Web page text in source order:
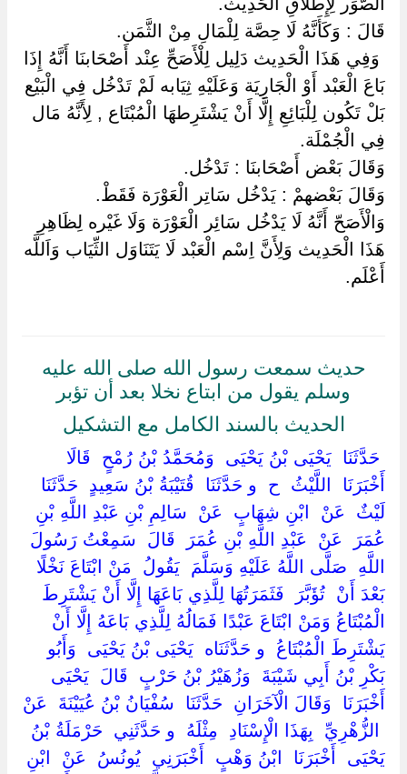
الصُّوَر لِإِطْلَاقِ الْحَدِيث.
قَالَ : وَكَأَنَّهُ لَا حِصَّة لِلْمَالِ مِنْ الثَّمَن.
‏ ‏وَفِي هَذَا الْحَدِيث دَلِيل لِلْأَصَحِّ عِنْد أَصْحَابنَا أَنَّهُ إِذَا
بَاعَ الْعَبْد أَوْ الْجَارِيَة وَعَلَيْهِ ثِيَابه لَمْ تَدْخُل فِي الْبَيْع
بَلْ تَكُون لِلْبَائِعِ إِلَّا أَنْ يَشْتَرِطهَا الْمُبْتَاع , لِأَنَّهُ مَال
فِي الْجُمْلَة.
وَقَالَ بَعْض أَصْحَابنَا : تَدْخُل.
وَقَالَ بَعْضهمْ : يَدْخُل سَاتِر الْعَوْرَة فَقَطْ.
وَالْأَصَحّ أَنَّهُ لَا يَدْخُل سَائِر الْعَوْرَة وَلَا غَيْره لِظَاهِرِ
هَذَا الْحَدِيث وَلِأَنَّ اِسْم الْعَبْد لَا يَتَنَاوَل الثِّيَاب وَاَللَّه
أَعْلَم.
حديث سمعت رسول الله صلى الله عليه
وسلم يقول من ابتاع نخلا بعد أن تؤبر
الحديث بالسند الكامل مع التشكيل
‏ ‏حَدَّثَنَا ‏ ‏يَحْيَى بْنُ يَحْيَى ‏ ‏وَمُحَمَّدُ بْنُ رُمْحٍ ‏ ‏قَالَا
أَخْبَرَنَا ‏ ‏اللَّيْثُ ‏ ‏ح ‏ ‏و حَدَّثَنَا ‏ ‏قُتَيْبَةُ بْنُ سَعِيدٍ ‏ ‏حَدَّثَنَا ‏
‏لَيْثٌ ‏ ‏عَنْ ‏ ‏ابْنِ شِهَابٍ ‏ ‏عَنْ ‏ ‏سَالِمِ بْنِ عَبْدِ اللَّهِ بْنِ
عُمَرَ ‏ ‏عَنْ ‏ ‏عَبْدِ اللَّهِ بْنِ عُمَرَ ‏ ‏قَالَ ‏ ‏سَمِعْتُ رَسُولَ
اللَّهِ ‏ ‏صَلَّى اللَّهُ عَلَيْهِ وَسَلَّمَ ‏ ‏يَقُولُ ‏ ‏مَنْ ابْتَاعَ نَخْلًا
بَعْدَ أَنْ ‏ ‏تُؤَبَّرَ ‏ ‏فَثَمَرَتُهَا لِلَّذِي بَاعَهَا إِلَّا أَنْ يَشْتَرِطَ
الْمُبْتَاعُ وَمَنْ ابْتَاعَ عَبْدًا فَمَالُهُ لِلَّذِي بَاعَهُ إِلَّا أَنْ
يَشْتَرِطَ الْمُبْتَاعُ ‏ ‏و حَدَّثَنَاه ‏ ‏يَحْيَى بْنُ يَحْيَى ‏ ‏وَأَبُو
بَكْرِ بْنُ أَبِي شَيْبَةَ ‏ ‏وَزُهَيْرُ بْنُ حَرْبٍ ‏ ‏قَالَ ‏ ‏يَحْيَى ‏
‏أَخْبَرَنَا ‏ ‏وَقَالَ الْآخَرَانِ ‏ ‏حَدَّثَنَا ‏ ‏سُفْيَانُ بْنُ عُيَيْنَةَ ‏ ‏عَنْ
‏ ‏الزُّهْرِيِّ ‏ ‏بِهَذَا الْإِسْنَادِ ‏ ‏مِثْلَهُ ‏ ‏و حَدَّثَنِي ‏ ‏حَرْمَلَةُ بْنُ
يَحْيَى ‏ ‏أَخْبَرَنَا ‏ ‏ابْنُ وَهْبٍ ‏ ‏أَخْبَرَنِي ‏ ‏يُونُسُ ‏ ‏عَنْ ‏ ‏ابْنِ